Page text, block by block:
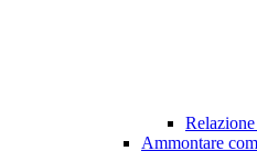
Ammontare